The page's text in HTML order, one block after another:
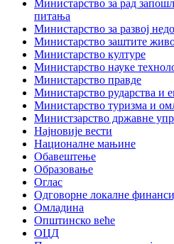
Министарство за рад
питања
Министарство за развој
Министарство заштите
Министарство културе
Министарство науке
Министарство правде
Министарство рударства и
Министарство туризма и
Министзарство државне
Најновије вести
Националне мањине
Обавештење
Образовање
Оглас
Одговорне локалне
Омладина
Општинско веће
ОЦД